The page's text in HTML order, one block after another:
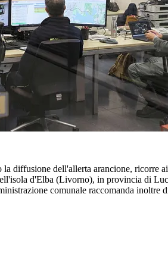
diffusione dell'allerta arancione, ricorre
d'Elba (Livorno), in provincia di
comunale raccomanda